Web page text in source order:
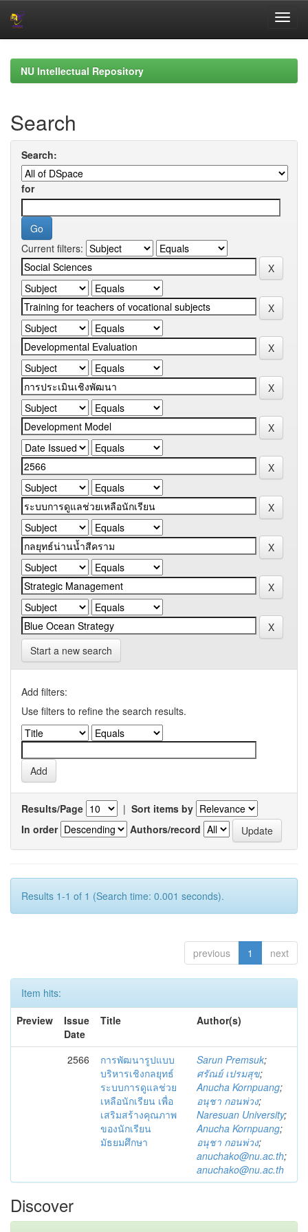
navigationNU Intellectual Repository
Search
Search:
for
Current filters:
Start a new search
Add filters:
Use filters to refine the search results.
Results/Page | Sort items by
In order
Authors/record
Results 1-1 of 1 (Search time: 0.001 seconds).
previous 1 next
Item hits:
Preview
Issue
Date
Title Author(s)
2566
การพัฒนารูปแบบ
บริหารเชิงกลยุทธ์
ระบบการดูแลช่วย
เหลือนักเรียน เพื่อ
เสริมสร้างคุณภาพ
ของนักเรียน
มัธยมศึกษา
Sarun Premsuk;
ศรัณย์ เปรมสุข;
Anucha Kornpuang;
อนุชา กอนพ่วง;
Naresuan University;
Anucha Kornpuang;
อนุชา กอนพ่วง;
anuchako@nu.ac.th;
anuchako@nu.ac.th
Discover